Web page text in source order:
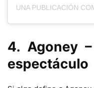
4. Agoney
espectáculo